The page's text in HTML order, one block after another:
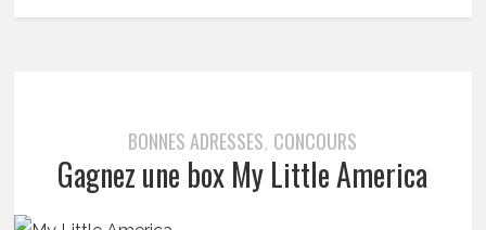
BONNES ADRESSES, CONCOURS
Gagnez une box My Little America